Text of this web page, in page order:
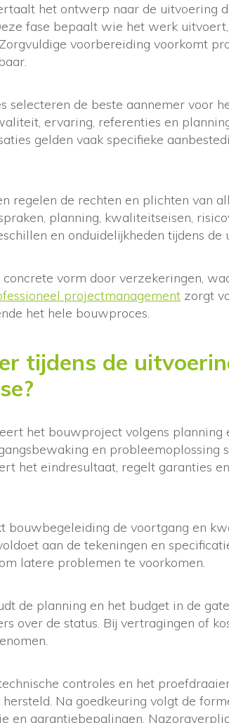
het ontwerp naar de uitvoering
fase bepaalt wie het werk
voorbereiding voorkomt
selecteren de beste aannemer voor
ervaring, referenties en
gelden vaak specifieke
regelen de rechten en plichten van
planning, kwaliteitseisen,
en onduidelijkheden tijdens de
vorm door verzekeringen,
projectmanagement zorgt
het hele bouwproces.
tijdens de
het bouwproject volgens planning
en probleemoplossing
het eindresultaat, regelt garanties
bouwbegeleiding de voortgang en
aan de tekeningen en
latere problemen te voorkomen.
de planning en het budget in de
over de status. Bij vertragingen of
controles en het
Na goedkeuring volgt de
en garantiebepalingen.